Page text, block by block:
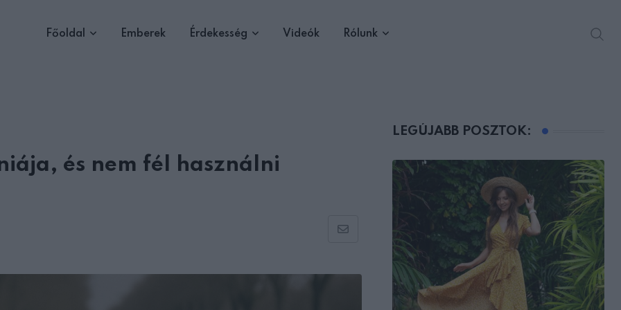
Főoldal Emberek Érdekesség Videók Rólunk
és nem fél használni
Share
Email
LEGÚJABB POSZTOK: